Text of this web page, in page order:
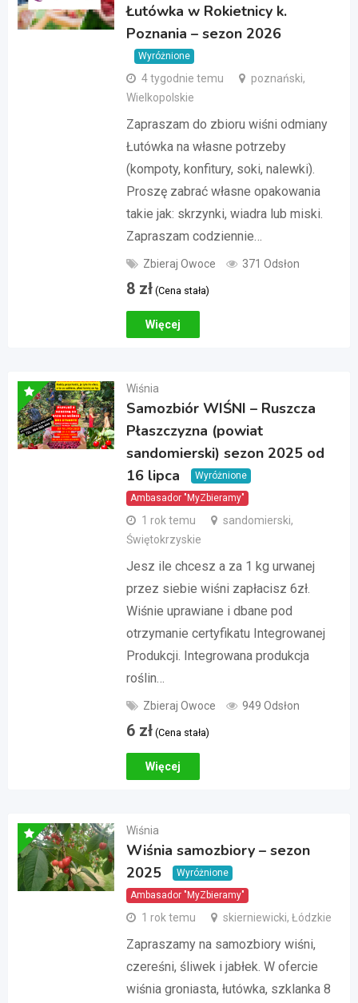
Łutówka w Rokietnicy k.
Poznania – sezon 2026
Wyróżnione
4 tygodnie temu
poznański,
Wielkopolskie
Zapraszam do zbioru wiśni odmiany
Łutówka na własne potrzeby
(kompoty, konfitury, soki, nalewki).
Proszę zabrać własne opakowania
takie jak: skrzynki, wiadra lub miski.
Zapraszam codziennie…
Zbieraj Owoce 371 Odsłon
8 zł (Cena stała)
Więcej
Wiśnia
Samozbiór WIŚNI – Ruszcza
Płaszczyzna (powiat
sandomierski) sezon 2025 od
16 lipca
Wyróżnione
Ambasador "MyZbieramy"
1 rok temu
sandomierski,
Świętokrzyskie
Jesz ile chcesz a za 1 kg urwanej
przez siebie wiśni zapłacisz 6zł.
Wiśnie uprawiane i dbane pod
otrzymanie certyfikatu Integrowanej
Produkcji. Integrowana produkcja
roślin…
Zbieraj Owoce 949 Odsłon
6 zł (Cena stała)
Więcej
Wiśnia
Wiśnia samozbiory – sezon
2025
Wyróżnione
Ambasador "MyZbieramy"
1 rok temu skierniewicki, Łódzkie
Zapraszamy na samozbiory wiśni,
czereśni, śliwek i jabłek. W ofercie
wiśnia groniasta, łutówka, szklanka 8